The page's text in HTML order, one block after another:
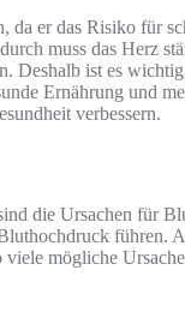
da er das Risiko für
muss das Herz
ist es
Ernährung und
verbessern.
die Ursachen für
führen.
mögliche